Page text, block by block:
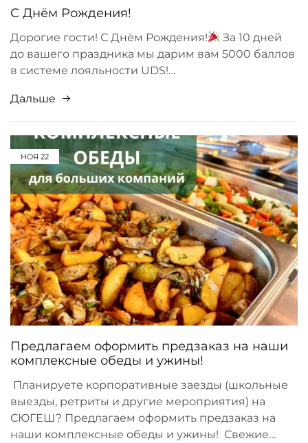
С Днём Рождения!
Дорогие гости! С Днём Рождения!
За 10 дней
до вашего праздника мы дарим вам 5000 баллов
в системе лояльности UDS!…
Дальше
НОЯ 22
Предлагаем оформить предзаказ на наши
комплексные обеды и ужины!
Планируете корпоративные заезды (школьные
выезды, ретриты и другие мероприятия) на
СЮГЕШ? Предлагаем оформить предзаказ на
наши комплексные обеды и ужины! Свежие…